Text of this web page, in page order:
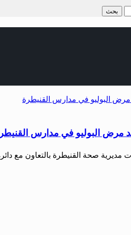
مرض البوليو في مدارس
صحة القنيطرة بالتعاون مع